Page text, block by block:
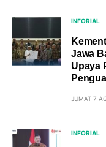
INFORIAL
Jawa
Upaya
JUMAT 7
INFORIAL